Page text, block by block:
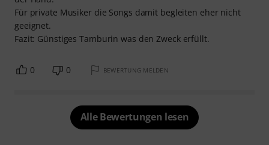
Für private Musiker die Songs damit begleiten eher nicht
geeignet.
Fazit: Günstiges Tamburin was den Zweck erfüllt.
0 0 BEWERTUNG MELDEN
Alle Bewertungen lesen